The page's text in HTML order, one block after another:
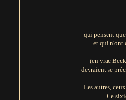
qui pensent
et qui n'ont
(en vrac
devraient se
Les autres,
Ce